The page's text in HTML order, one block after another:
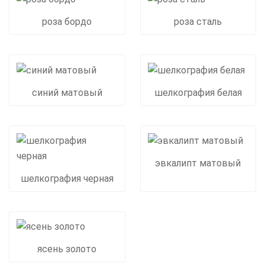
роза бордо роза сталь
синий матовый шелкография белая
шелкография черная
эвкалипт матовый
ясень золото